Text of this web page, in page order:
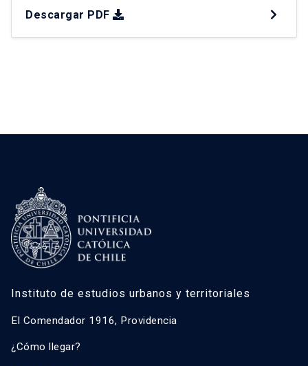
canalizan demanda popular. Esta tesis analiza su
expansión entre 2006 y 2025, caracterizando
Descargar PDF
Instituto de estudios urbanos y territoriales
El Comendador 1916, Providencia
¿Cómo llegar?